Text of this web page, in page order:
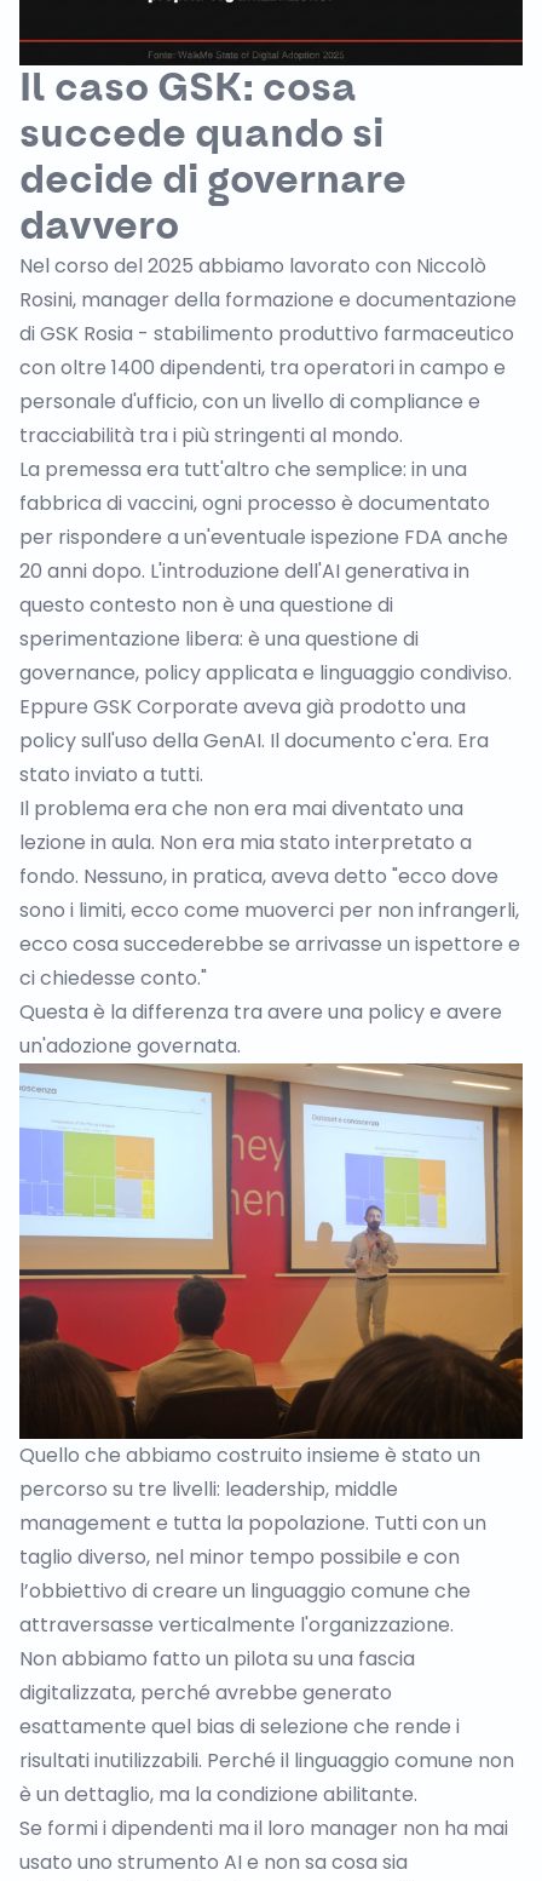
Il caso GSK: cosa
succede quando si
decide di governare
davvero
Nel corso del 2025 abbiamo lavorato con Niccolò
Rosini, manager della formazione e documentazione
di GSK Rosia - stabilimento produttivo farmaceutico
con oltre 1400 dipendenti, tra operatori in campo e
personale d'ufficio, con un livello di compliance e
tracciabilità tra i più stringenti al mondo.
La premessa era tutt'altro che semplice: in una
fabbrica di vaccini, ogni processo è documentato
per rispondere a un'eventuale ispezione FDA anche
20 anni dopo. L'introduzione dell'AI generativa in
questo contesto non è una questione di
sperimentazione libera: è una questione di
governance, policy applicata e linguaggio condiviso.
Eppure GSK Corporate aveva già prodotto una
policy sull'uso della GenAI. Il documento c'era. Era
stato inviato a tutti.
Il problema era che non era mai diventato una
lezione in aula. Non era mia stato interpretato a
fondo. Nessuno, in pratica, aveva detto "ecco dove
sono i limiti, ecco come muoverci per non infrangerli,
ecco cosa succederebbe se arrivasse un ispettore e
ci chiedesse conto."
Questa è la differenza tra avere una policy e avere
un'adozione governata.
Quello che abbiamo costruito insieme è stato un
percorso su tre livelli: leadership, middle
management e tutta la popolazione. Tutti con un
taglio diverso, nel minor tempo possibile e con
l’obbiettivo di creare un linguaggio comune che
attraversasse verticalmente l'organizzazione.
Non abbiamo fatto un pilota su una fascia
digitalizzata, perché avrebbe generato
esattamente quel bias di selezione che rende i
risultati inutilizzabili. Perché il linguaggio comune non
è un dettaglio, ma la condizione abilitante.
Se formi i dipendenti ma il loro manager non ha mai
usato uno strumento AI e non sa cosa sia